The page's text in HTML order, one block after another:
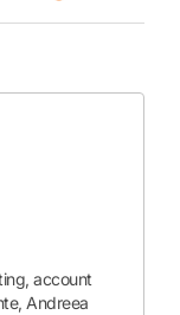
account
Andreea